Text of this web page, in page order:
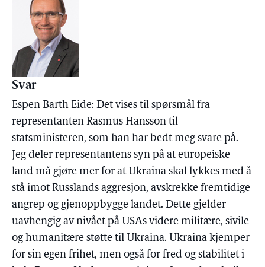
Svar
Espen Barth Eide: Det vises til spørsmål fra
representanten Rasmus Hansson til
statsministeren, som han har bedt meg svare på.
Jeg deler representantens syn på at europeiske
land må gjøre mer for at Ukraina skal lykkes med å
stå imot Russlands aggresjon, avskrekke fremtidige
angrep og gjenoppbygge landet. Dette gjelder
uavhengig av nivået på USAs videre militære, sivile
og humanitære støtte til Ukraina. Ukraina kjemper
for sin egen frihet, men også for fred og stabilitet i